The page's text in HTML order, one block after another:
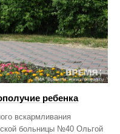
ребенка
вскармливания
больницы №40 Ольгой